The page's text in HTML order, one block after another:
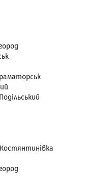
Подільський